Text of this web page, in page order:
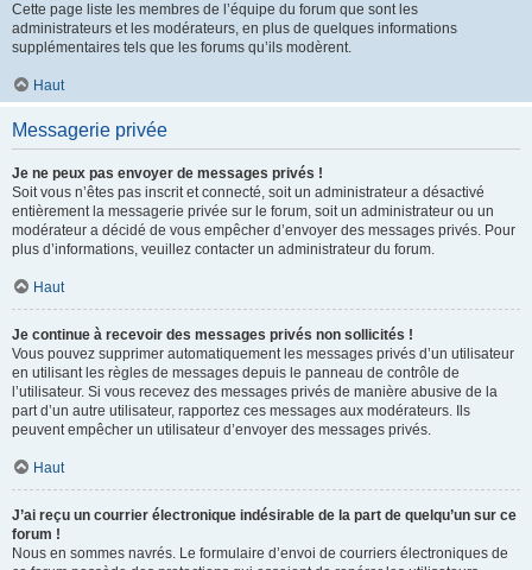
Cette page liste les membres de l’équipe du forum que sont les
administrateurs et les modérateurs, en plus de quelques informations
supplémentaires tels que les forums qu’ils modèrent.
Haut
Messagerie privée
Je ne peux pas envoyer de messages privés !
Soit vous n’êtes pas inscrit et connecté, soit un administrateur a désactivé
entièrement la messagerie privée sur le forum, soit un administrateur ou un
modérateur a décidé de vous empêcher d’envoyer des messages privés. Pour
plus d’informations, veuillez contacter un administrateur du forum.
Haut
Je continue à recevoir des messages privés non sollicités !
Vous pouvez supprimer automatiquement les messages privés d’un utilisateur
en utilisant les règles de messages depuis le panneau de contrôle de
l’utilisateur. Si vous recevez des messages privés de manière abusive de la
part d’un autre utilisateur, rapportez ces messages aux modérateurs. Ils
peuvent empêcher un utilisateur d’envoyer des messages privés.
Haut
J’ai reçu un courrier électronique indésirable de la part de quelqu’un sur ce
forum !
Nous en sommes navrés. Le formulaire d’envoi de courriers électroniques de